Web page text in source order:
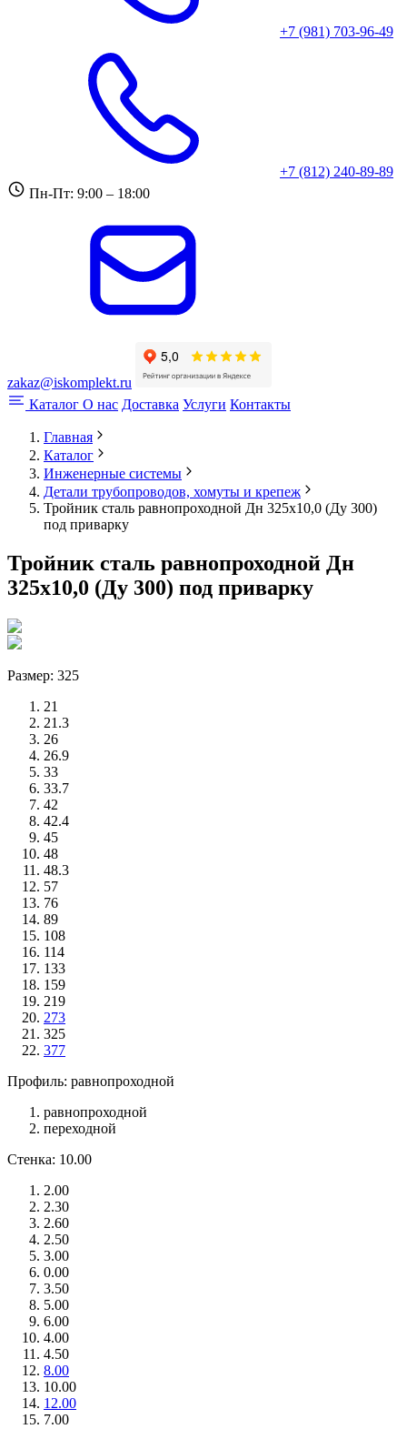
+7 (981) 703-96-49
+7 (812) 240-89-89
Пн-Пт: 9:00 – 18:00
zakaz@iskomplekt.ru
Каталог О нас Доставка Услуги Контакты
Главная
Каталог
Инженерные системы
Детали трубопроводов, хомуты и крепеж
Тройник сталь равнопроходной Дн 325х10,0 (Ду 300)
под приварку
Тройник сталь равнопроходной Дн
325х10,0 (Ду 300) под приварку
Размер: 325
21
21.3
26
26.9
33
33.7
42
42.4
45
48
48.3
57
76
89
108
114
133
159
219
273
325
377
Профиль: равнопроходной
равнопроходной
переходной
Стенка: 10.00
2.00
2.30
2.60
2.50
3.00
0.00
3.50
5.00
6.00
4.00
4.50
8.00
10.00
12.00
7.00